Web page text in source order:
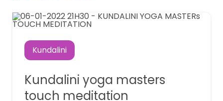
Kundalini
Kundalini yoga masters
touch meditation